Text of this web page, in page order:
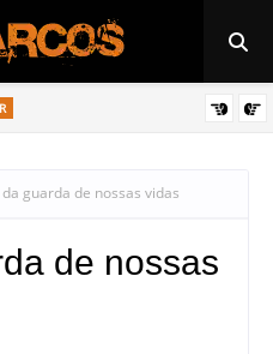
no rio Tietê de Araçatuba
guarda de nossas vidas
de nossas